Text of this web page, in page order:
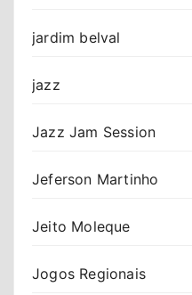
jardim belval
jazz
Jazz Jam Session
Jeferson Martinho
Jeito Moleque
Jogos Regionais